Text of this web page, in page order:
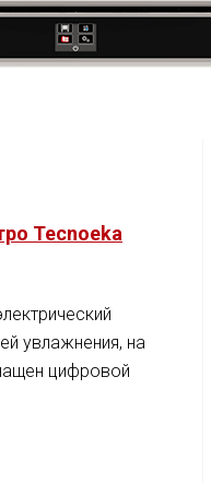
Tecnoeka
увлажнения, на
цифровой